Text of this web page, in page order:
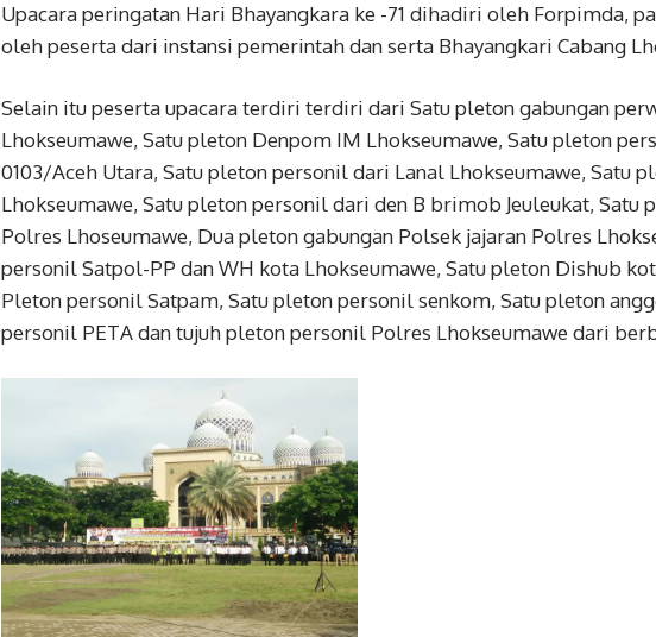
Upacara peringatan Hari Bhayangkara ke -71 dihadiri oleh Forpimda,
oleh peserta dari instansi pemerintah dan serta Bhayangkari Cabang
Selain itu peserta upacara terdiri terdiri dari Satu pleton gabungan
Lhokseumawe, Satu pleton Denpom IM Lhokseumawe, Satu pleton
0103/Aceh Utara, Satu pleton personil dari Lanal Lhokseumawe, Satu
Lhokseumawe, Satu pleton personil dari den B brimob Jeuleukat, Satu
Polres Lhoseumawe, Dua pleton gabungan Polsek jajaran Polres
personil Satpol-PP dan WH kota Lhokseumawe, Satu pleton Dishub
Pleton personil Satpam, Satu pleton personil senkom, Satu pleton
personil PETA dan tujuh pleton personil Polres Lhokseumawe dari